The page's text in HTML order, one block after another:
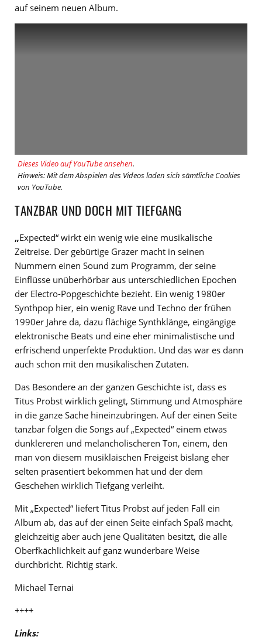
auf seinem neuen Album.
Dieses Video auf YouTube ansehen.
Hinweis: Mit dem Abspielen des Videos laden sich sämtliche Cookies
von YouTube.
TANZBAR UND DOCH MIT TIEFGANG
„Expected“ wirkt ein wenig wie eine musikalische
Zeitreise. Der gebürtige Grazer macht in seinen
Nummern einen Sound zum Programm, der seine
Einflüsse unüberhörbar aus unterschiedlichen Epochen
der Electro-Popgeschichte bezieht. Ein wenig 1980er
Synthpop hier, ein wenig Rave und Techno der frühen
1990er Jahre da, dazu flächige Synthklänge, eingängige
elektronische Beats und eine eher minimalistische und
erfrischend unperfekte Produktion. Und das war es dann
auch schon mit den musikalischen Zutaten.
Das Besondere an der ganzen Geschichte ist, dass es
Titus Probst wirklich gelingt, Stimmung und Atmosphäre
in die ganze Sache hineinzubringen. Auf der einen Seite
tanzbar folgen die Songs auf „Expected“ einem etwas
dunklereren und melancholischeren Ton, einem, den
man von diesem musiklaischen Freigeist bislang eher
selten präsentiert bekommen hat und der dem
Geschehen wirklich Tiefgang verleiht.
Mit „Expected“ liefert Titus Probst auf jeden Fall ein
Album ab, das auf der einen Seite einfach Spaß macht,
gleichzeitig aber auch jene Qualitäten besitzt, die alle
Oberfkächlichkeit auf ganz wunderbare Weise
durchbricht. Richtig stark.
Michael Ternai
++++
Links: